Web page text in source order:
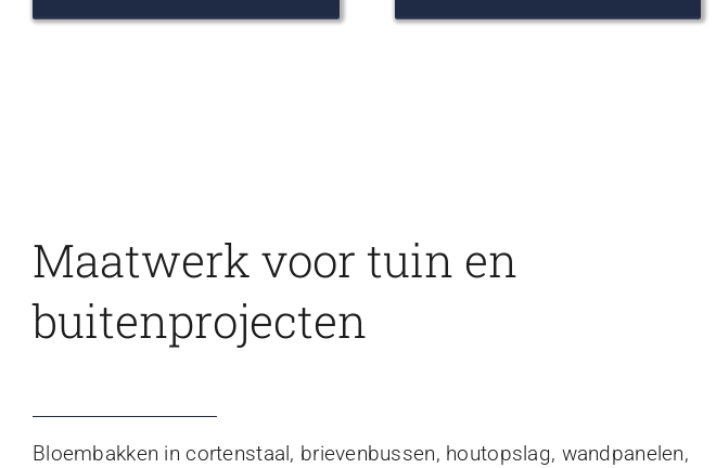
Maatwerk voor tuin en
buitenprojecten
Bloembakken in cortenstaal, brievenbussen, houtopslag, wandpanelen,